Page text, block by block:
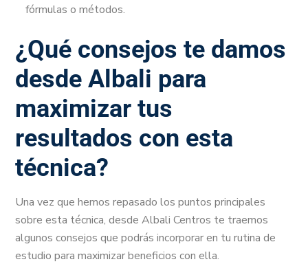
fórmulas o métodos.
¿Qué consejos te damos
desde Albali para
maximizar tus
resultados con esta
técnica?
Una vez que hemos repasado los puntos principales
sobre esta técnica, desde Albali Centros te traemos
algunos consejos que podrás incorporar en tu rutina de
estudio para maximizar beneficios con ella.